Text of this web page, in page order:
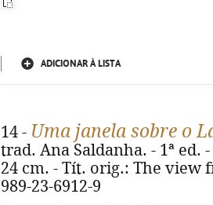
ADICIONAR À LISTA
14 - Uma janela sobre o
trad. Ana Saldanha. - 1ª ed.
24 cm. - Tít. orig.: The view
989-23-6912-9